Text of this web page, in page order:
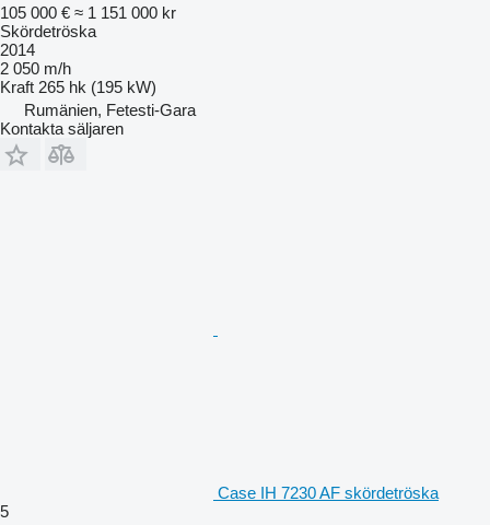
105 000 € ≈ 1 151 000 kr
Skördetröska
2014
2 050 m/h
Kraft 265 hk (195 kW)
Rumänien, Fetesti-Gara
Kontakta säljaren
Case IH 7230 AF skördetröska
5